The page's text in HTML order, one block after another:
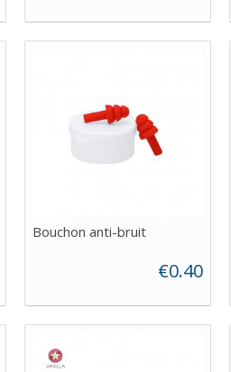
Bouchon anti-bruit
€0.40